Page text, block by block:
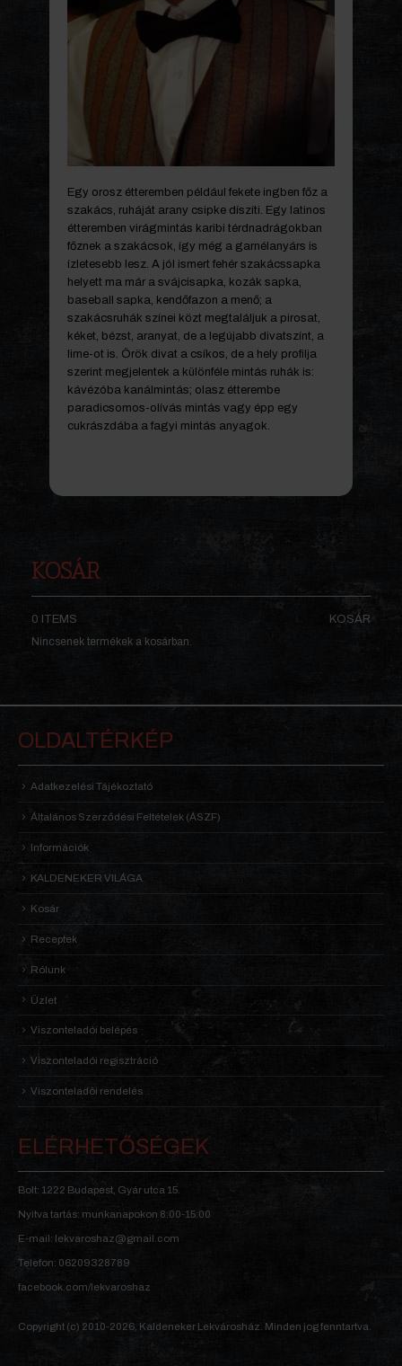
Egy orosz étteremben például fekete ingben főz a
szakács, ruháját arany csipke díszíti. Egy latinos
étteremben virágmintás karibi térdnadrágokban
főznek a szakácsok, így még a garnélanyárs is
ízletesebb lesz. A jól ismert fehér szakácssapka
helyett ma már a svájcisapka, kozák sapka,
baseball sapka, kendőfazon a menő; a
szakácsruhák színei közt megtaláljuk a pirosat,
kéket, bézst, aranyat, de a legújabb divatszínt, a
lime-ot is. Örök divat a csíkos, de a hely profilja
szerint megjelentek a különféle mintás ruhák is:
kávézóba kanálmintás; olasz étterembe
paradicsomos-olívás mintás vagy épp egy
cukrászdába a fagyi mintás anyagok.
KOSÁR
0 ITEMS
KOSÁR
Nincsenek termékek a kosárban.
OLDALTÉRKÉP
Adatkezelési Tájékoztató
Általános Szerződési Feltételek (ÁSZF)
Információk
KALDENEKER VILÁGA
Kosár
Receptek
Rólunk
Üzlet
Viszonteladói belépés
Viszonteladói regisztráció
Viszonteladói rendelés
ELÉRHETŐSÉGEK
Bolt: 1222 Budapest, Gyár utca 15.
Nyitva tartás: munkanapokon 8:00-15:00
E-mail: lekvaroshaz@gmail.com
Telefon: 06209328789
facebook.com/lekvaroshaz
Copyright (c) 2010-2026, Kaldeneker Lekvárosház. Minden jog fenntartva.